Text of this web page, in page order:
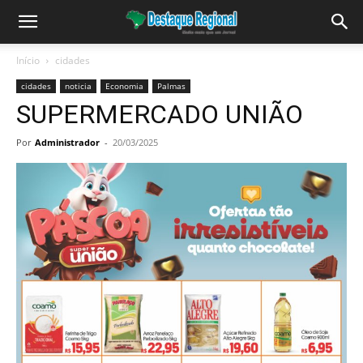
Início cidades
cidades noticia Economia Palmas
SUPERMERCADO UNIÃO
Por Administrador - 20/03/2025